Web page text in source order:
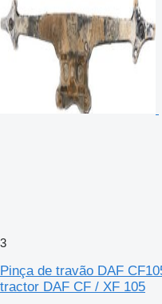
3
Pinça de travão DAF
tractor DAF CF / XF 105